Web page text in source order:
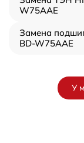
W75AAE
Замена
BD-W75AAE
У